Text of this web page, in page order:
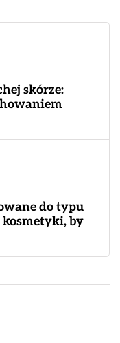
skórze:
do typu
by